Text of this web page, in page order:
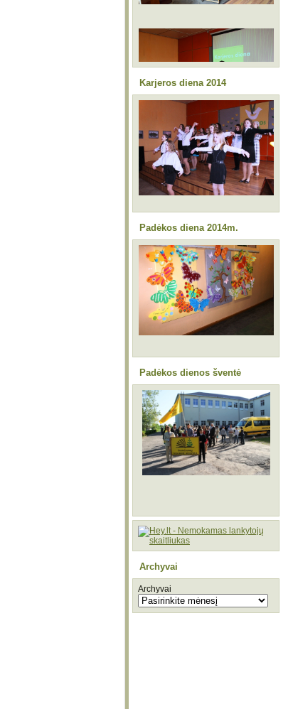
Karjeros diena 2014
Padėkos diena 2014m.
Padėkos dienos šventė
Archyvai
Archyvai